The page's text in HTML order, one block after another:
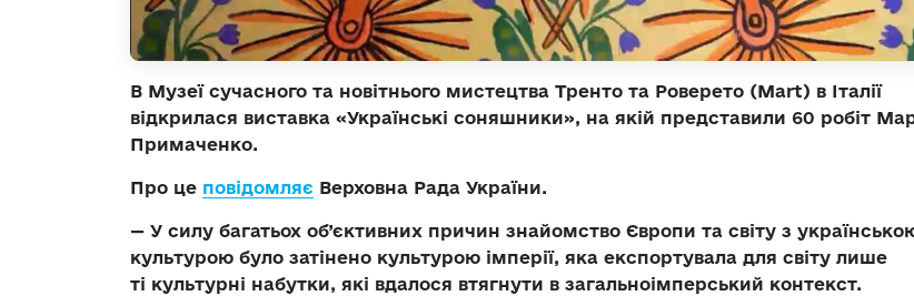
В Музеї сучасного та новітнього мистецтва Тренто та Роверето (Mart) в Італії
відкрилася виставка «Українські соняшники», на якій представили 60 робіт
Примаченко.
Про це повідомляє Верховна Рада України.
— У силу багатьох об’єктивних причин знайомство Європи та світу з
культурою було затінено культурою імперії, яка експортувала для світу лише
ті культурні набутки, які вдалося втягнути в загальноімперський контекст.